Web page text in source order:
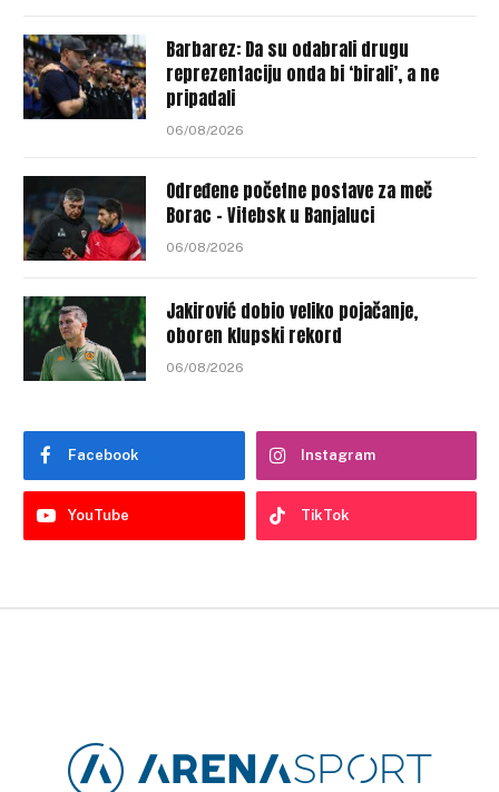
Barbarez: Da su odabrali drugu
reprezentaciju onda bi ‘birali’, a ne
pripadali
06/08/2026
Određene početne postave za meč
Borac – Vitebsk u Banjaluci
06/08/2026
Jakirović dobio veliko pojačanje,
oboren klupski rekord
06/08/2026
Facebook Instagram
YouTube TikTok